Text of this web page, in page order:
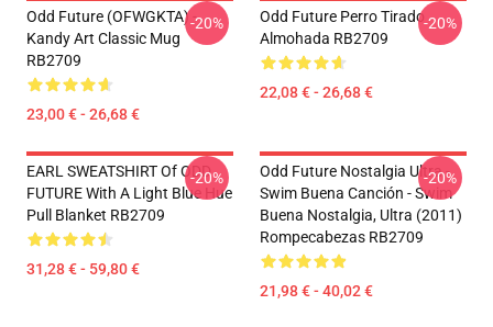
Odd Future (OFWGKTA) -
Kandy Art Classic Mug
RB2709
23,00 € - 26,68 €
-20%
Odd Future Perro Tirado
Almohada RB2709
22,08 € - 26,68 €
-20%
EARL SWEATSHIRT Of ODD
FUTURE With A Light Blue Hue
Pull Blanket RB2709
31,28 € - 59,80 €
-20%
Odd Future Nostalgia Ultra -
Swim Buena Canción - Swim
Buena Nostalgia, Ultra (2011)
Rompecabezas RB2709
21,98 € - 40,02 €
-20%